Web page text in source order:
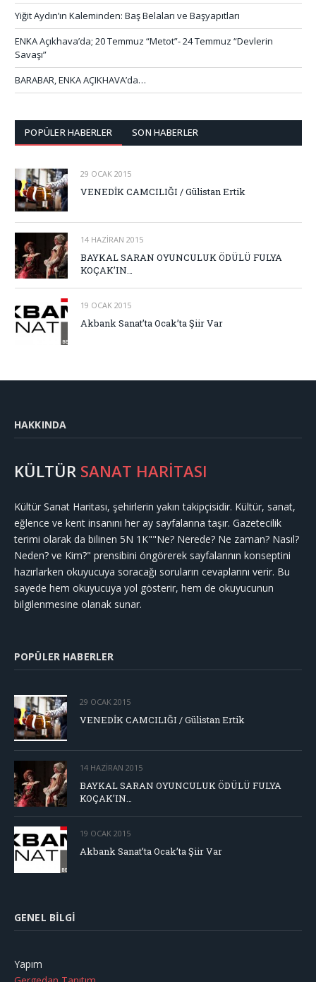
Yiğit Aydın’ın Kaleminden: Baş Belaları ve Başyapıtları
ENKA Açıkhava’da; 20 Temmuz “Metot”- 24 Temmuz “Devlerin
Savaşı”
BARABAR, ENKA AÇIKHAVA’da…
POPÜLER HABERLER SON HABERLER
29 OCAK 2015
VENEDİK CAMCILIĞI / Gülistan Ertik
14 HAZIRAN 2015
BAYKAL SARAN OYUNCULUK ÖDÜLÜ FULYA
KOÇAK’IN…
19 OCAK 2015
Akbank Sanat’ta Ocak’ta Şiir Var
HAKKINDA
KÜLTÜR SANAT HARİTASI
Kültür Sanat Haritası, şehirlerin yakın takipçisidir. Kültür, sanat,
eğlence ve kent insanını her ay sayfalarına taşır. Gazetecilik
terimi olarak da bilinen 5N 1K""Ne? Nerede? Ne zaman? Nasıl?
Neden? ve Kim?" prensibini öngörerek sayfalarının konseptini
hazırlarken okuyucuya soracağı soruların cevaplarını verir. Bu
sayede hem okuyucuya yol gösterir, hem de okuyucunun
bilgilenmesine olanak sunar.
POPÜLER HABERLER
29 OCAK 2015
VENEDİK CAMCILIĞI / Gülistan Ertik
14 HAZIRAN 2015
BAYKAL SARAN OYUNCULUK ÖDÜLÜ FULYA
KOÇAK’IN…
19 OCAK 2015
Akbank Sanat’ta Ocak’ta Şiir Var
GENEL BILGI
Yapım